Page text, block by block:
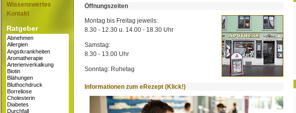
Wissenswertes
Kontakt
Ratgeber
Öffnungszeiten
Montag bis Freitag jeweils:
8.30 - 12.30 u. 14.00 - 18.30 Uhr
Samstag:
8.30 - 13.00 Uhr
Sonntag: Ruhetag
Informationen zum eRezept (Klick!)